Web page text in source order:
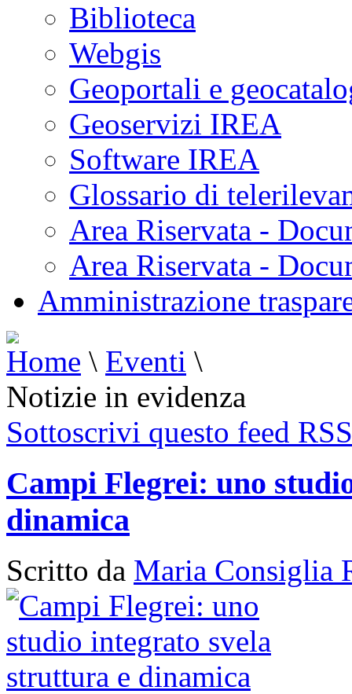
Biblioteca
Webgis
Geoportali e
Geoservizi IREA
Software IREA
Glossario di
Area Riservata -
Area Riservata -
Amministrazione
Home \ Eventi \
Notizie in evidenza
Sottoscrivi questo feed RSS
Campi Flegrei: uno
dinamica
Scritto da Maria Consiglia